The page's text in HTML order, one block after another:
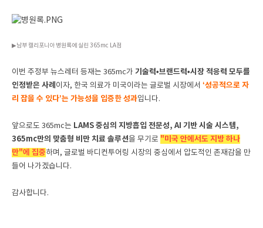
▶남부 캘리포니아 병원록에 실린 365mc LA점
이번 주정부 뉴스레터 등재는 365mc가 기술력•브랜드력•시장 적응력 모두를
인정받은 사례 이자, 한국 의료가 미국이라는 글로벌 시장에서 ‘성공적으로 자
리 잡을 수 있다’는 가능성을 입증한 성과입니다.
앞으로도 365mc는 LAMS 중심의 지방흡입 전문성, AI 기반 시술 시스템,
365mc만의 맞춤형 비만 치료 솔루션을 무기로 "미국 안에서도 지방 하나
만"에 집중하며, 글로벌 바디컨투어링 시장의 중심에서 압도적인 존재감을 만
들어 나가겠습니다.
감사합니다.